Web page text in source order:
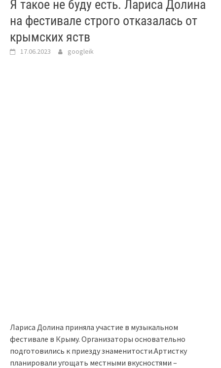
Я такое не буду есть. Лариса Долина
на фестивале строго отказалась от
крымских яств
17.06.2023 googleik
Лариса Долина приняла участие в музыкальном
фестивале в Крыму. Организаторы основательно
подготовились к приезду знаменитости.Артистку
планировали угощать местными вкусностями –